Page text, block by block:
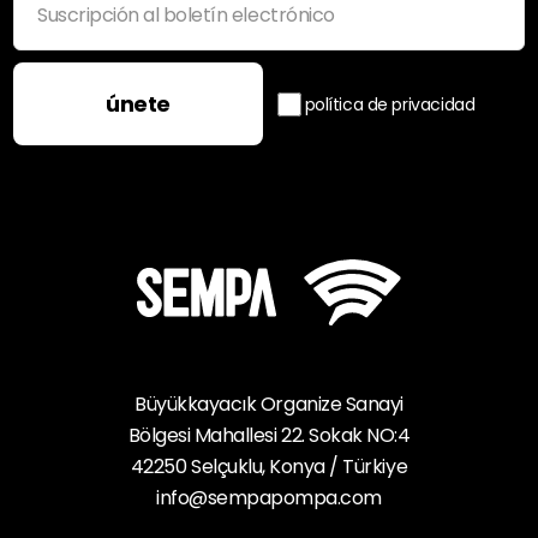
únete política de privacidad
Büyükkayacık Organize Sanayi
Bölgesi Mahallesi 22. Sokak NO:4
42250 Selçuklu, Konya / Türkiye
info@sempapompa.com